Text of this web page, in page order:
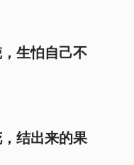
生怕自己不
结出来的果